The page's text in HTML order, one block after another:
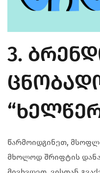
3.
წარმოიდგინეთ,
მხოლოდ შრიფტის